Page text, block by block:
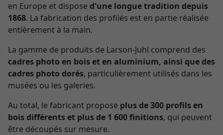
en Europe et dispose d'une longue tradition depuis
1868. La fabrication des profilés est en partie réalisée
entièrement à la main.
La gamme de produits de Larson-Juhl comprend des
cadres photo en bois et en aluminium, ainsi que des
cadres photo dorés, particulièrement utilisés dans les
musées ou les galeries.
Au total, le fabricant propose plus de 300 profils en
bois différents et plus de 1 600 finitions, qui peuvent
être découpés sur mesure.